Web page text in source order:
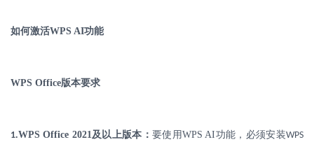
如何激活WPS AI功能
WPS Office版本要求
1.WPS Office 2021及以上版本：要使用WPS AI功能，必须安装WPS